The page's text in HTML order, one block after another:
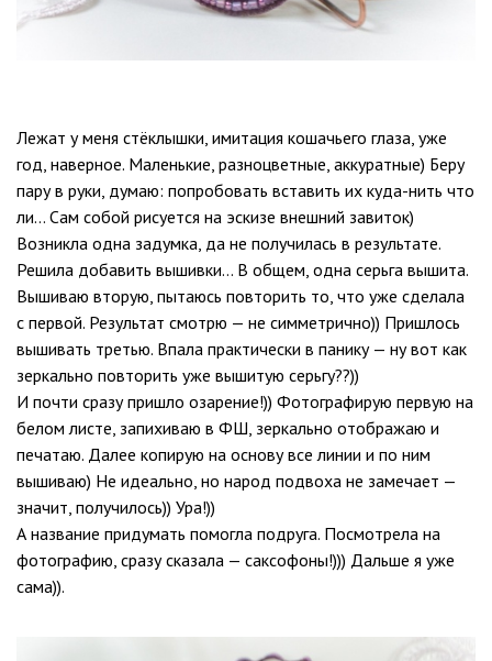
Лежат у меня стёклышки, имитация кошачьего глаза, уже
год, наверное. Маленькие, разноцветные, аккуратные) Беру
пару в руки, думаю: попробовать вставить их куда-нить что
ли… Сам собой рисуется на эскизе внешний завиток)
Возникла одна задумка, да не получилась в результате.
Решила добавить вышивки… В общем, одна серьга вышита.
Вышиваю вторую, пытаюсь повторить то, что уже сделала
с первой. Результат смотрю — не симметрично)) Пришлось
вышивать третью. Впала практически в панику — ну вот как
зеркально повторить уже вышитую серьгу??))
И почти сразу пришло озарение!)) Фотографирую первую на
белом листе, запихиваю в ФШ, зеркально отображаю и
печатаю. Далее копирую на основу все линии и по ним
вышиваю) Не идеально, но народ подвоха не замечает —
значит, получилось)) Ура!))
А название придумать помогла подруга. Посмотрела на
фотографию, сразу сказала — саксофоны!))) Дальше я уже
сама)).